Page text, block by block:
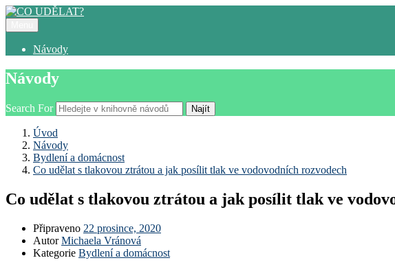
Návody
Návody
Search For Najít
Úvod
Návody
Bydlení a domácnost
Co udělat s tlakovou ztrátou a jak posílit tlak ve vodovodních rozvodech
Co udělat s tlakovou ztrátou a jak posílit tlak ve
Připraveno 22 prosince, 2020
Autor Michaela Vránová
Kategorie Bydlení a domácnost